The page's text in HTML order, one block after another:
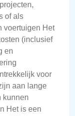
of als
voertuigen Het
(inclusief
en
voor
aan lange
kunnen
Het is een